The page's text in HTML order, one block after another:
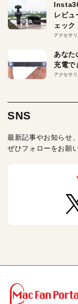
レビ
ェック
アクセサリ
あなた
充電で
アクセサリ
SNS
最新記事やお知らせ
ぜひフォローをお願